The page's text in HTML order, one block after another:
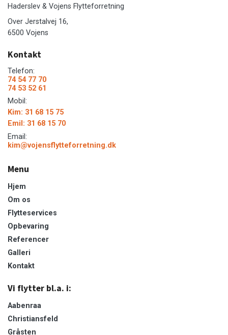
Haderslev & Vojens Flytteforretning
Over Jerstalvej 16,
6500 Vojens
Kontakt
Telefon:
74 54 77 70
74 53 52 61
Mobil:
Kim: 31 68 15 75
Emil: 31 68 15 70
Email:
kim@vojensflytteforretning.dk
Menu
Hjem
Om os
Flytteservices
Opbevaring
Referencer
Galleri
Kontakt
Vi flytter bl.a. i:
Aabenraa
Christiansfeld
Gråsten